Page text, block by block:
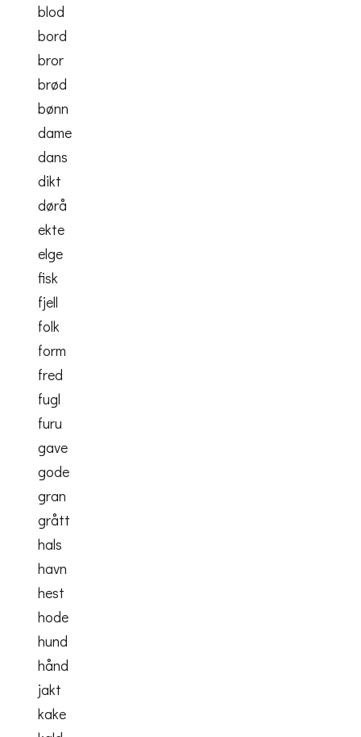
blod
bord
bror
brød
bønn
dame
dans
dikt
dørå
ekte
elge
fisk
fjell
folk
form
fred
fugl
furu
gave
gode
gran
grått
hals
havn
hest
hode
hund
hånd
jakt
kake